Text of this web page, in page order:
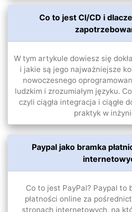
Co to jest CI/CD i
W tym artykule dowiesz się
i jakie są jego najważniejsze
nowoczesnego
ludzkim i zrozumiałym języku.
czyli ciągła integracja i ciągłe
praktyk w
Paypal jako bramka
Co to jest PayPal? Paypal to
płatności online za
stronach internetowych, na